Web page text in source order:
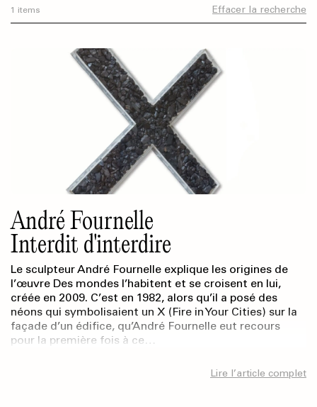
1 items Effacer la recherche
André Fournelle
Interdit d'interdire
Le sculpteur André Fournelle explique les origines de
l’œuvre Des mondes l’habitent et se croisent en lui,
créée en 2009. C’est en 1982, alors qu’il a posé des
néons qui symbolisaient un X (Fire in Your Cities) sur la
façade d’un édifice, qu’André Fournelle eut recours
pour la première fois à ce…
Lire l’article complet